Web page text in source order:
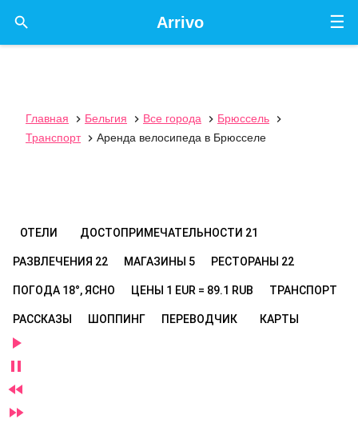
☰
Arrivo

Главная  Бельгия  Все города  Брюссель

Транспорт
 Аренда велосипеда в Брюсселе
ОТЕЛИ ДОСТОПРИМЕЧАТЕЛЬНОСТИ 21
РАЗВЛЕЧЕНИЯ 22 МАГАЗИНЫ 5 РЕСТОРАНЫ 22
ПОГОДА 18°, ЯСНО ЦЕНЫ 1 EUR = 89.1 RUB ТРАНСПОРТ
РАССКАЗЫ ШОППИНГ ПЕРЕВОДЧИК КАРТЫ



